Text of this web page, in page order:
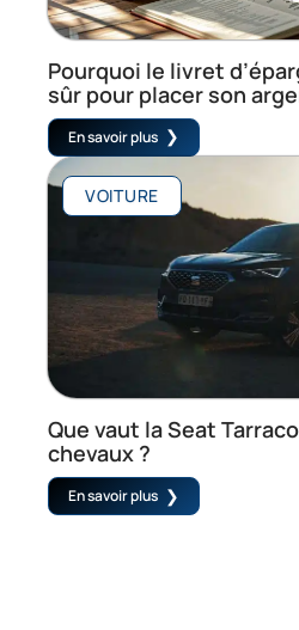
Pourquoi le livret
sûr pour placer son
En savoir plus
VOITURE
Que vaut la Seat
chevaux ?
En savoir plus